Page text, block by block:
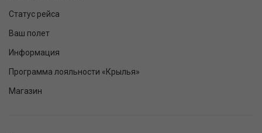
Статус рейса
Ваш полет
Информация
Программа лояльности «Крылья»
Магазин